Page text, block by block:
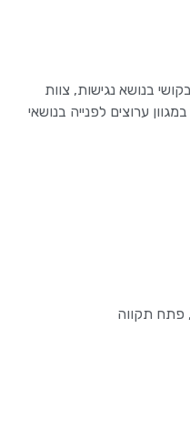
בנושא נגישות, צוות
ערוצים לפנייה בנושאי